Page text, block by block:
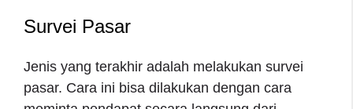
Survei Pasar
Jenis yang terakhir adalah melakukan survei
pasar. Cara ini bisa dilakukan dengan cara